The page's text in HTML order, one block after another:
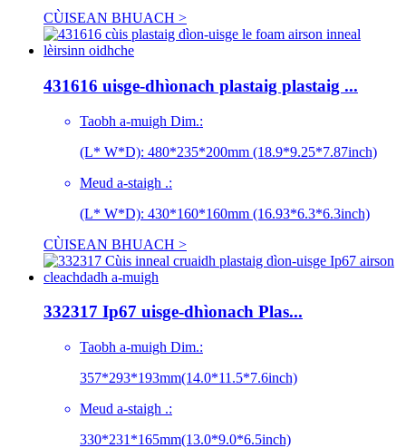
CÙISEAN BHUACH >
431616 uisge-dhìonach plastaig plastaig ...
Taobh a-muigh Dim.:
(L* W*D): 480*235*200mm (18.9*9.25*7.87inch)
Meud a-staigh .:
(L* W*D): 430*160*160mm (16.93*6.3*6.3inch)
CÙISEAN BHUACH >
332317 Ip67 uisge-dhìonach Plas...
Taobh a-muigh Dim.:
357*293*193mm(14.0*11.5*7.6inch)
Meud a-staigh .:
330*231*165mm(13.0*9.0*6.5inch)